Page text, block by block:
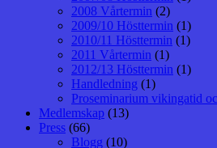
2008 Vårtermin (2)
2009/10 Hösttermin (1)
2010/11 Hösttermin (1)
2011 Vårtermin (1)
2012/13 Hösttermin (1)
Handledning (1)
Proseminarium vikingatid
Medlemskap (13)
Press (66)
Blogg (10)